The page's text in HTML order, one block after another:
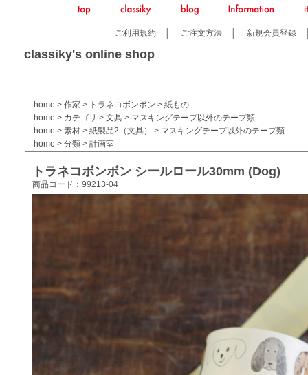
ご利用規約 ご注文方法 新規会員登録
classiky's online shop
home > 作家 > トラネコボンボン > 紙もの
home > カテゴリ > 文具 > マスキングテープ以外のテープ類
home > 素材 > 紙製品2（文具） > マスキングテープ以外のテープ類
home > 分類 > 計画室
トラネコボンボン シールロール30mm (Dog)
商品コード：99213-04